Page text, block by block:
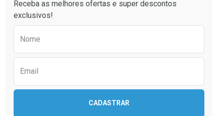
Receba as melhores ofertas e super descontos
exclusivos!
Nome
Email
CADASTRAR